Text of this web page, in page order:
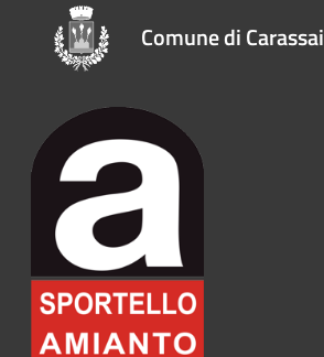
Comune di Carassai